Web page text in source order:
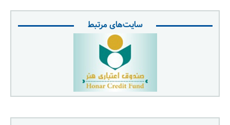
سایت‌های مرتبط